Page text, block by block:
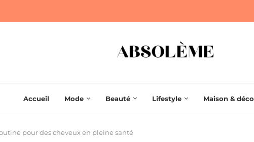
Accueil Mode Beauté Lifestyle Maison & déco
pour des cheveux en pleine santé